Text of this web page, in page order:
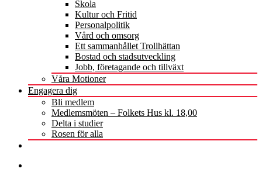
Skola
Kultur och Fritid
Personalpolitik
Vård och omsorg
Ett sammanhållet Trollhättan
Bostad och stadsutveckling
Jobb, företagande och tillväxt
Våra Motioner
Engagera dig
Bli medlem
Medlemsmöten – Folkets Hus kl. 18,00
Delta i studier
Rosen för alla